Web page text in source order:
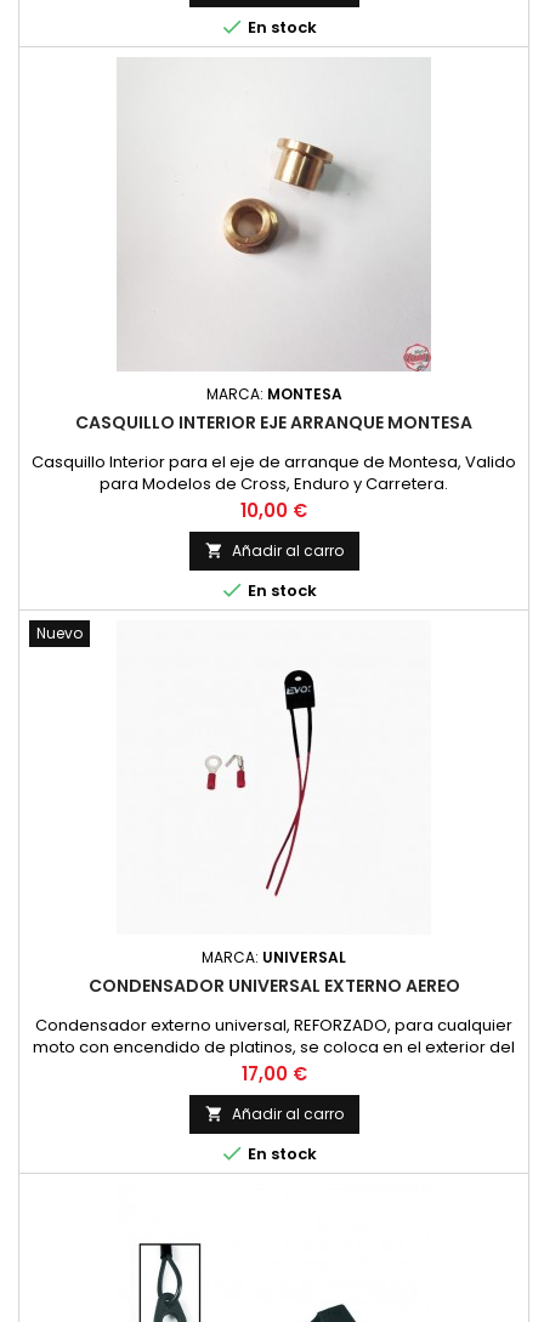
 En stock
MARCA: MONTESA
CASQUILLO INTERIOR EJE ARRANQUE MONTESA
Casquillo Interior para el eje de arranque de Montesa, Valido
para Modelos de Cross, Enduro y Carretera.
Precio
10,00 €
 Añadir al carro
 En stock
Nuevo
MARCA: UNIVERSAL
CONDENSADOR UNIVERSAL EXTERNO AEREO
Condensador externo universal, REFORZADO, para cualquier
moto con encendido de platinos, se coloca en el exterior del
motor. Después de la instalación, es fundamental controlar el
calado. El condensador es más eficiente que el original y
puede aumentar ligeramente los grados. El montaje es
sencillo gracias al conector rápido doble...
Precio
17,00 €
 Añadir al carro
 En stock